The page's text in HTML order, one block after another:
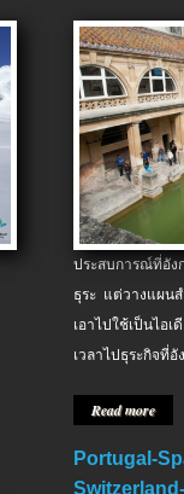
ประสบการณ์ที่อัง
ธุระ แต่วางแผน
เอาไปใช้เป็นไอ
เวลาไปธุระกิจที่อั
Read more
Portugal-